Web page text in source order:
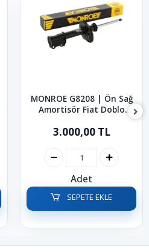
MONROE G8208 | Ön Sağ
Amortisör Fiat Doblo
3.000,00 TL
Adet
SEPETE EKLE